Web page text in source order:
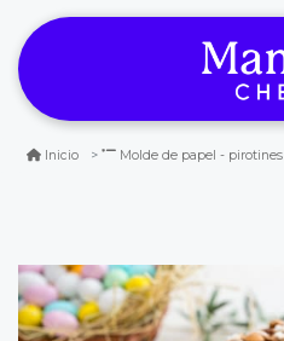
Inicio Molde de papel - pirotines